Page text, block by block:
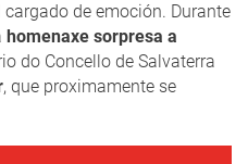
de emoción. Durante
homenaxe sorpresa a
do Concello de Salvaterra
, que proximamente se